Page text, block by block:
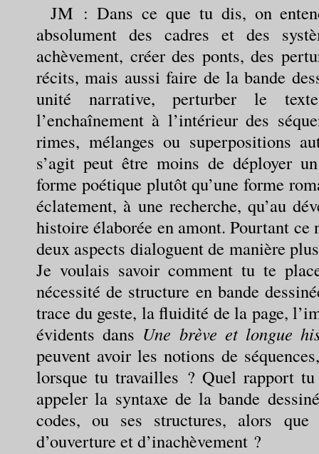
JM : Dans ce que tu dis, on
absolument des cadres et des
achèvement, créer des ponts, des
récits, mais aussi faire de la bande
unité narrative, perturber le
l’enchaînement à l’intérieur des
rimes, mélanges ou superpositions
s’agit peut être moins de déployer
forme poétique plutôt qu’une forme
éclatement, à une recherche, qu’au
histoire élaborée en amont. Pourtant ce
deux aspects dialoguent de manière
Je voulais savoir comment tu te
nécessité de structure en bande
trace du geste, la fluidité de la page,
évidents dans Une brève et longue
peuvent avoir les notions de
lorsque tu travailles ? Quel rapport tu
appeler la syntaxe de la bande
codes, ou ses structures, alors que
d’ouverture et d’inachèvement ?